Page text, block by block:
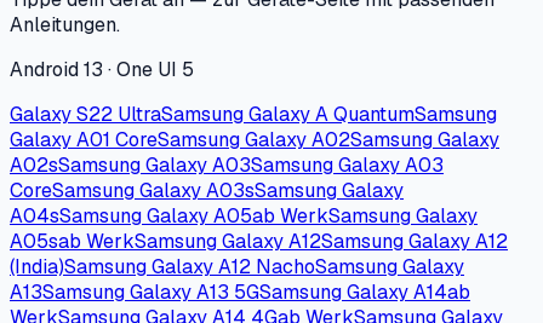
Anleitungen.
Android 13 · One UI 5
Galaxy S22 UltraSamsung Galaxy A QuantumSamsung
Galaxy A01 CoreSamsung Galaxy A02Samsung Galaxy
A02sSamsung Galaxy A03Samsung Galaxy A03
CoreSamsung Galaxy A03sSamsung Galaxy
A04sSamsung Galaxy A05ab WerkSamsung Galaxy
A05sab WerkSamsung Galaxy A12Samsung Galaxy A12
(India)Samsung Galaxy A12 NachoSamsung Galaxy
A13Samsung Galaxy A13 5GSamsung Galaxy A14ab
WerkSamsung Galaxy A14 4Gab WerkSamsung Galaxy